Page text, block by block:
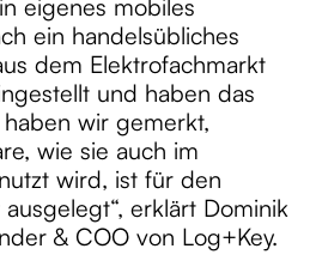
eigenes mobiles
ein handelsübliches
dem Elektrofachmarkt
und haben das
wir gemerkt,
wie sie auch im
wird, ist für den
erklärt Dominik
& COO von Log+Key.